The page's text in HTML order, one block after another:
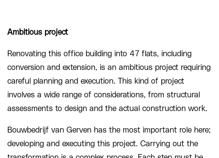
Ambitious project
Renovating this office building into 47 flats, including
conversion and extension, is an ambitious project requiring
careful planning and execution. This kind of project
involves a wide range of considerations, from structural
assessments to design and the actual construction work.
Bouwbedrijf van Gerven has the most important role here;
developing and executing this project. Carrying out the